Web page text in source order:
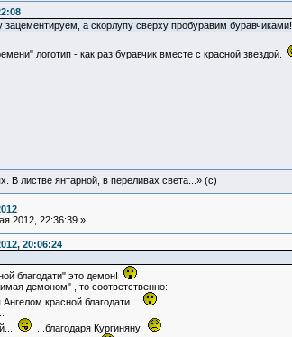
а скорлупу сверху пробуравим буравчиками!
логотип - как раз буравчик вместе с красной звездой.
В листве янтарной, в переливах света...» (c)
2012, 22:36:39 »
20:06:24
благодати" это демон!
, то соответственно:
красной благодати...
...благодаря Кургиняну.